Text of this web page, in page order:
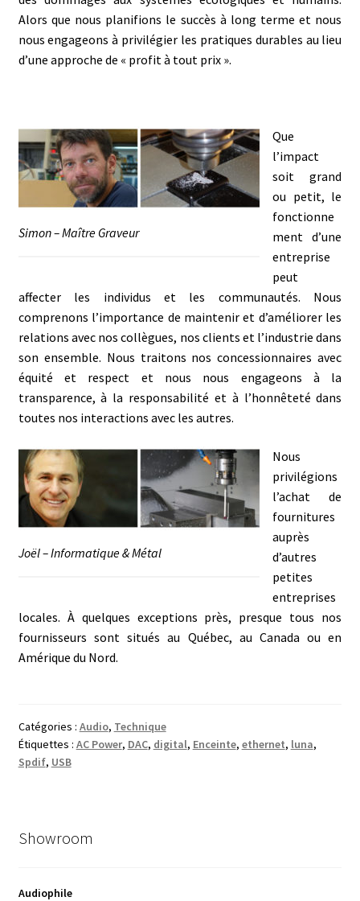
Alors que nous planifions le succès à long terme et nous
nous engageons à privilégier les pratiques durables au lieu
d’une approche de « profit à tout prix ».
Simon – Maître Graveur
Que
l’impact
soit grand
ou petit, le
fonctionne
ment d’une
entreprise
peut
affecter les individus et les communautés. Nous
comprenons l’importance de maintenir et d’améliorer les
relations avec nos collègues, nos clients et l’industrie dans
son ensemble. Nous traitons nos concessionnaires avec
équité et respect et nous nous engageons à la
transparence, à la responsabilité et à l’honnêteté dans
toutes nos interactions avec les autres.
Joël – Informatique & Métal
Nous
privilégions
l’achat de
fournitures
auprès
d’autres
petites
entreprises
locales. À quelques exceptions près, presque tous nos
fournisseurs sont situés au Québec, au Canada ou en
Amérique du Nord.
Catégories : Audio, Technique
Étiquettes : AC Power, DAC, digital, Enceinte, ethernet, luna,
Spdif, USB
Showroom
Audiophile